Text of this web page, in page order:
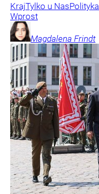
KrajTylko u NasPolityka
Wprost
Magdalena Frindt